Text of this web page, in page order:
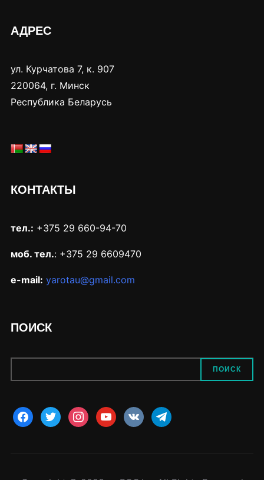
АДРЕС
ул. Курчатова 7, к. 907
220064, г. Минск
Республика Беларусь
КОНТАКТЫ
тел.: +375 29 660-94-70
моб. тел.: +375 29 6609470
e-mail: yarotau@gmail.com
ПОИСК
ПОИСК